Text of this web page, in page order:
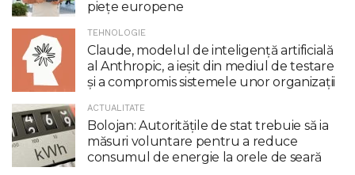
piețe europene
TEHNOLOGIE
Claude, modelul de inteligenţă artificială
al Anthropic, a ieşit din mediul de testare
şi a compromis sistemele unor organizaţii
ACTUALITATE
Bolojan: Autoritățile de stat trebuie să ia
măsuri voluntare pentru a reduce
consumul de energie la orele de seară